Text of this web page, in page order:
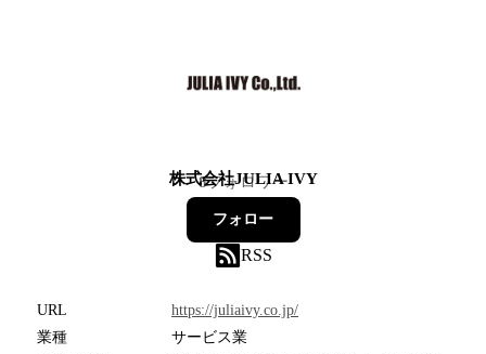
株式会社JULIA IVY
8フォロワー
フォロー
RSS
URL
https://juliaivy.co.jp/
業種
サービス業